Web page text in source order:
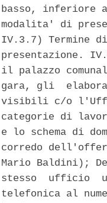
basso, inferiore
modalita' di
IV.3.7)
presentazione.
il palazzo
gara, gli
visibili c/o l'Uff.
categorie di
e lo schema di
corredo
Mario Baldini);
stesso  ufficio
telefonica al